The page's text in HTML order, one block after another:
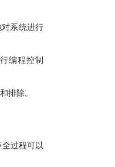
系统进行
编程控制
排除。
过程可以